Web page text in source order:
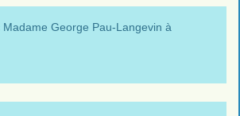
Madame George Pau-Langevin à